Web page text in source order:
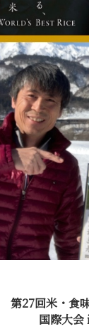
第27回米・食
国際大会